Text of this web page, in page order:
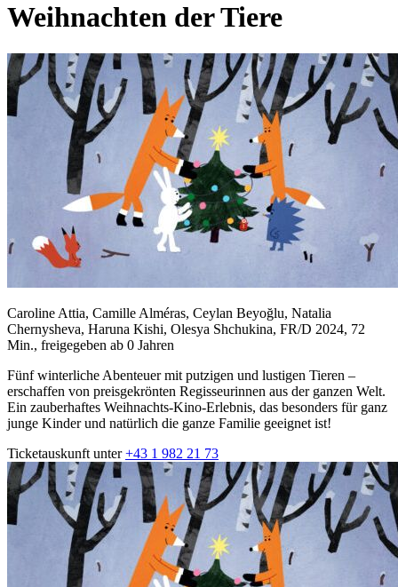
Weihnachten der Tiere
Caroline Attia, Camille Alméras, Ceylan Beyoğlu, Natalia
Chernysheva, Haruna Kishi, Olesya Shchukina, FR/D 2024, 72
Min., freigegeben ab 0 Jahren
Fünf winterliche Abenteuer mit putzigen und lustigen Tieren –
erschaffen von preisgekrönten Regisseurinnen aus der ganzen Welt.
Ein zauberhaftes Weihnachts-Kino-Erlebnis, das besonders für ganz
junge Kinder und natürlich die ganze Familie geeignet ist!
Ticketauskunft unter+43 1 982 21 73